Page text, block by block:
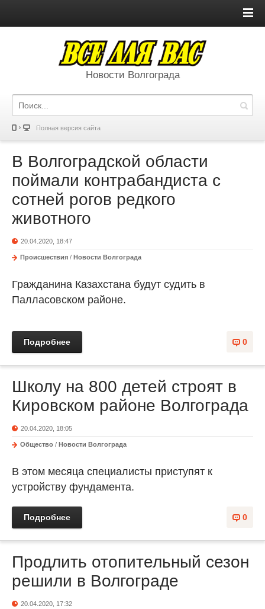
Новости Волгограда
Полная версия сайта
В Волгоградской области
поймали контрабандиста с
сотней рогов редкого
животного
20.04.2020, 18:47
Происшествия / Новости Волгограда
Гражданина Казахстана будут судить в
Палласовском районе.
0
Подробнее
Школу на 800 детей строят в
Кировском районе Волгограда
20.04.2020, 18:05
Общество / Новости Волгограда
В этом месяца специалисты приступят к
устройству фундамента.
0
Подробнее
Продлить отопительный сезон
решили в Волгограде
20.04.2020, 17:32